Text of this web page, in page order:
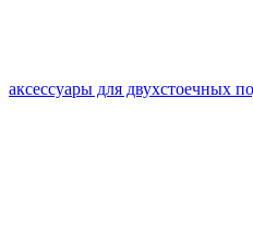
аксессуары для двухстоечных